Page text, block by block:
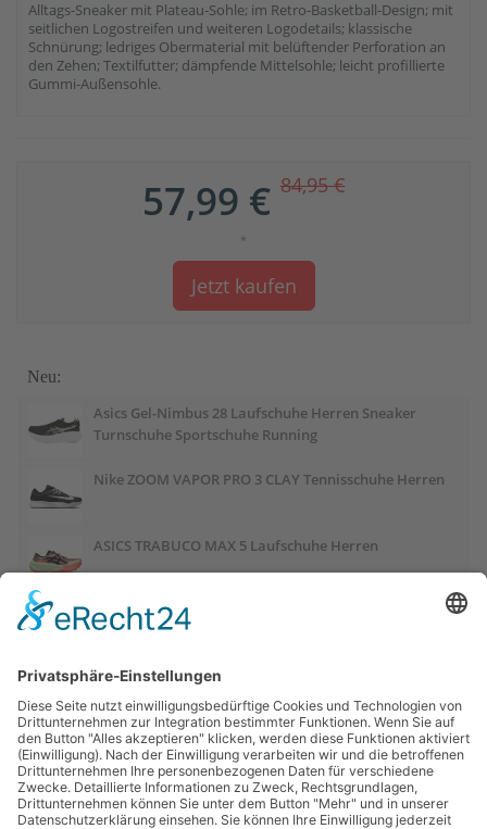
Alltags-Sneaker mit Plateau-Sohle; im Retro-Basketball-Design; mit
seitlichen Logostreifen und weiteren Logodetails; klassische
Schnürung; ledriges Obermaterial mit belüftender Perforation an
den Zehen; Textilfutter; dämpfende Mittelsohle; leicht profillierte
Gummi-Außensohle.
57,99 €84,95 €
*
Jetzt kaufen
Neu:
Asics Gel-Nimbus 28 Laufschuhe Herren Sneaker
Turnschuhe Sportschuhe Running
Nike ZOOM VAPOR PRO 3 CLAY Tennisschuhe Herren
ASICS TRABUCO MAX 5 Laufschuhe Herren
ASICS GEL-PULSE 17 Laufschuhe Damen
Salomon OUTCHILL Winterschuhe Damen
ASICS GEL-CUMULUS 28 Laufschuhe Damen